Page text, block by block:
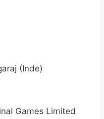
(Inde)
Games Limited